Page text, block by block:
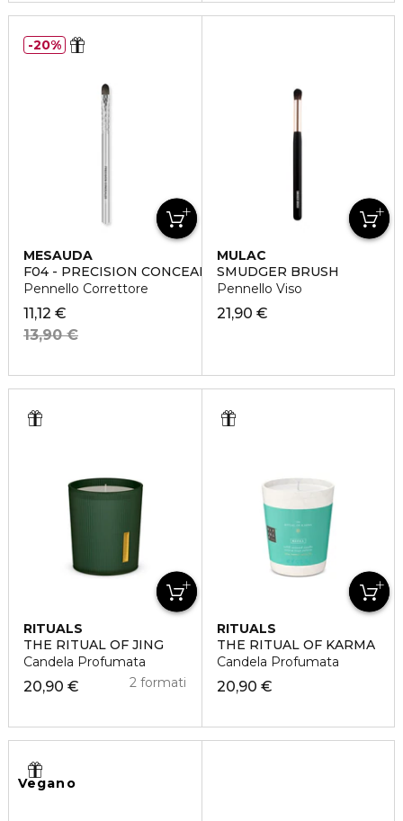
MESAUDA
F04 - PRECISION CONCEALER BRUSH
Pennello Correttore
11,12 €
13,90 €
20%
MULAC
SMUDGER BRUSH
Pennello Viso
21,90 €
RITUALS
THE RITUAL OF JING
Candela Profumata
20,90 € 2 formati
RITUALS
THE RITUAL OF KARMA
Candela Profumata
20,90 €
Vegano